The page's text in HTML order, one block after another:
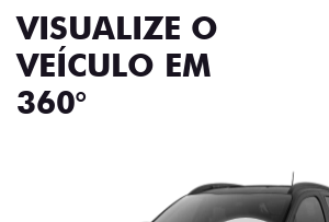
VISUALIZE O
VEÍCULO EM
360°